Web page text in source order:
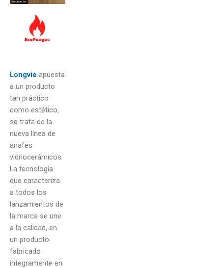
Longvie apuesta
a un producto
tan práctico
como estético,
se trata de la
nueva línea de
anafes
vidriocerámicos.
La tecnología
que caracteriza
a todos los
lanzamientos de
la marca se une
a la calidad, en
un producto
fabricado
íntegramente en